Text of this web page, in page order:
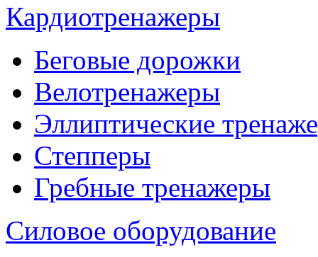
Кардиотренажеры
Беговые дорожки
Велотренажеры
Эллиптические
Степперы
Гребные тренажеры
Силовое оборудование